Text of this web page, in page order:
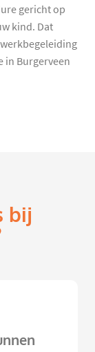
gericht op
kind. Dat
in Burgerveen
bij